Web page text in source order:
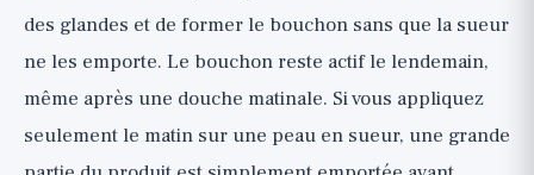
des glandes et de former le bouchon sans que la sueur
ne les emporte. Le bouchon reste actif le lendemain,
même après une douche matinale. Si vous appliquez
seulement le matin sur une peau en sueur, une grande